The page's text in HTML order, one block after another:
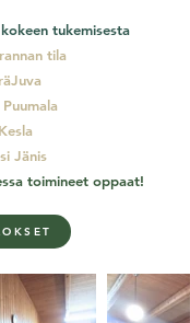
tukemisesta
tila
Juva
Puumala
Kesla
Jänis
toimineet oppaat!